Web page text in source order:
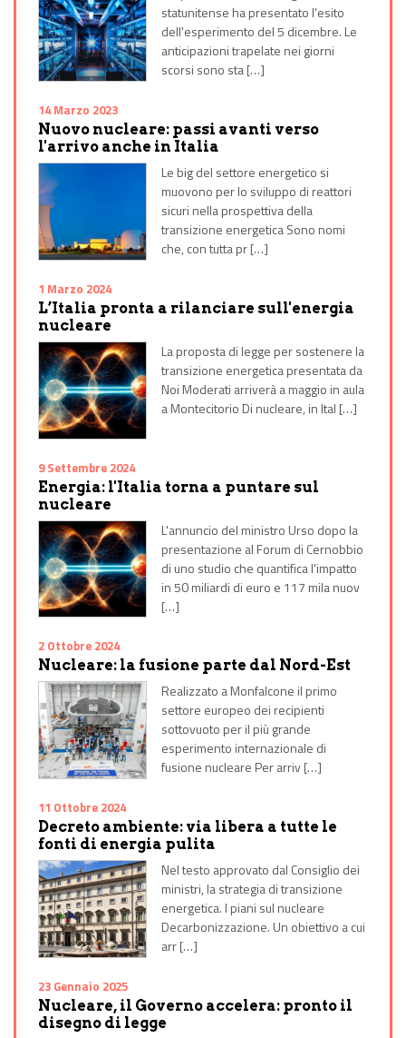
statunitense ha presentato l'esito
dell'esperimento del 5 dicembre. Le
anticipazioni trapelate nei giorni
scorsi sono sta […]
14 Marzo 2023
Nuovo nucleare: passi avanti verso
l'arrivo anche in Italia
Le big del settore energetico si
muovono per lo sviluppo di reattori
sicuri nella prospettiva della
transizione energetica Sono nomi
che, con tutta pr […]
1 Marzo 2024
L’Italia pronta a rilanciare sull'energia
nucleare
La proposta di legge per sostenere la
transizione energetica presentata da
Noi Moderati arriverà a maggio in aula
a Montecitorio Di nucleare, in Ital […]
9 Settembre 2024
Energia: l'Italia torna a puntare sul
nucleare
L'annuncio del ministro Urso dopo la
presentazione al Forum di Cernobbio
di uno studio che quantifica l'impatto
in 50 miliardi di euro e 117 mila nuov
[…]
2 Ottobre 2024
Nucleare: la fusione parte dal Nord-Est
Realizzato a Monfalcone il primo
settore europeo dei recipienti
sottovuoto per il più grande
esperimento internazionale di
fusione nucleare Per arriv […]
11 Ottobre 2024
Decreto ambiente: via libera a tutte le
fonti di energia pulita
Nel testo approvato dal Consiglio dei
ministri, la strategia di transizione
energetica. I piani sul nucleare
Decarbonizzazione. Un obiettivo a cui
arr […]
23 Gennaio 2025
Nucleare, il Governo accelera: pronto il
disegno di legge